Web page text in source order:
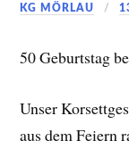
KG MÖRLAU
50 Geburtstag
Unser
aus dem Feiern